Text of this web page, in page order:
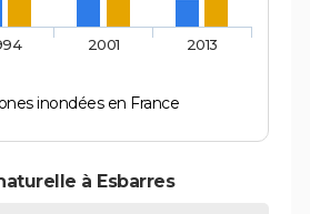
inondées en France
2001 2013
à Esbarres